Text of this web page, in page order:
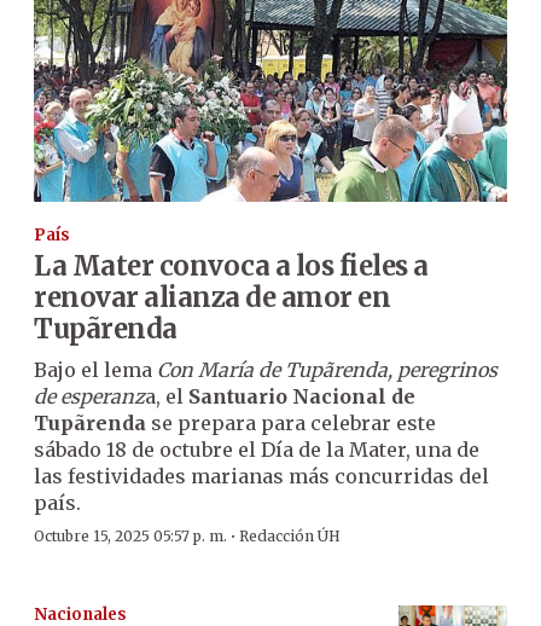
País
La Mater convoca a los fieles a
renovar alianza de amor en
Tupãrenda
Bajo el lema Con María de Tupãrenda, peregrinos
de esperanza, el Santuario Nacional de
Tupãrenda se prepara para celebrar este
sábado 18 de octubre el Día de la Mater, una de
las festividades marianas más concurridas del
país.
Octubre 15, 2025 05:57 p. m. · Redacción ÚH
Nacionales